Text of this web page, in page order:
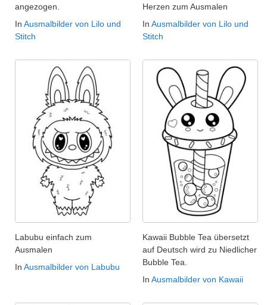
angezogen.
In Ausmalbilder von Lilo und
Stitch
Herzen zum Ausmalen
In Ausmalbilder von Lilo und
Stitch
Labubu einfach zum
Ausmalen
In Ausmalbilder von Labubu
Kawaii Bubble Tea übersetzt
auf Deutsch wird zu Niedlicher
Bubble Tea.
In Ausmalbilder von Kawaii